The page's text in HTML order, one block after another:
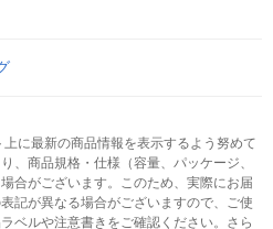
に最新の商品情報を表示するよう努めて
、商品規格・仕様（容量、パッケージ、
合がございます。このため、実際にお届
記が異なる場合がございますので、ご使
ベルや注意書きをご確認ください。さら